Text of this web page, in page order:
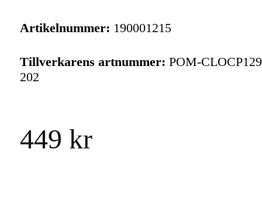
Artikelnummer: 190001215
Tillverkarens artnummer: POM-
202
449 kr